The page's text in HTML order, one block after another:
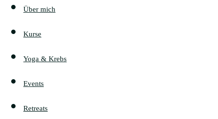
Über mich
Kurse
Yoga & Krebs
Events
Retreats